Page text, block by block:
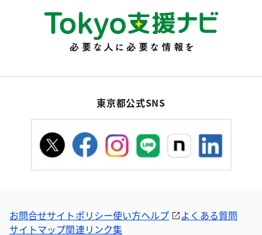
東京都公式SNS
お問合せサイトポリシー使い方ヘルプ
よくある質問
サイトマップ関連リンク集